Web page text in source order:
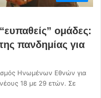
ομάδες:
πανδημίας για
Ηνωμένων Εθνών για
νέους 18 με 29 ετών. Σε